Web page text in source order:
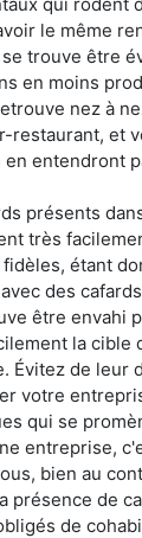
le même
trouve être
en moins
nez à
restaurant, et
entendront
présents
très
étant
des
être envahi
la cible
Évitez de leur
votre
qui se
entreprise,
bien au
présence de
de